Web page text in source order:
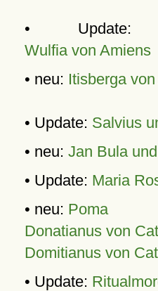
•
Wulfia von Amiens
• neu: Itisberga
• Update: Salvius
• neu: Jan Bula
• Update: Maria
• neu: Poma
Donatianus von
Domitianus von
• Update: